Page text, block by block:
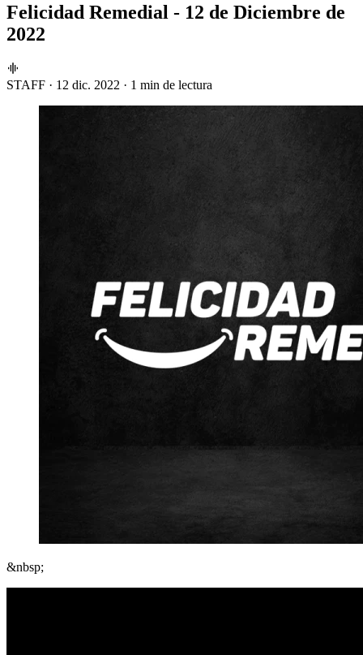
Felicidad Remedial - 12 de Diciembre de
2022
STAFF · 12 dic. 2022 · 1 min de lectura
&nbsp;